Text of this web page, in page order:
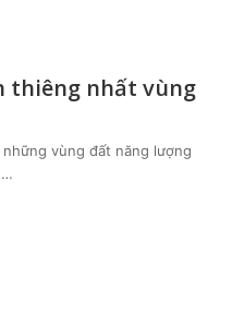
thiêng nhất vùng
vùng đất năng lượng